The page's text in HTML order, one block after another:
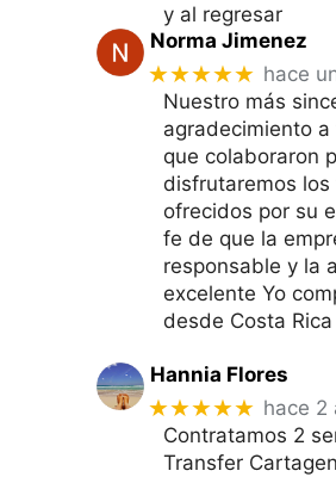
y al regresar
Norma Jimenez
★★★★★ hace
Nuestro más
agradecimiento
que colaboraron
disfrutaremos los
ofrecidos por su
fe de que la
responsable y la
excelente Yo
desde Costa
Hannia Flores
★★★★★ hace 2
Contratamos 2
Transfer